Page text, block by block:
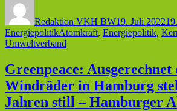
Redaktion VKH BW19. Juli 2022
EnergiepolitikSchlagwörter
Atomkraft, Energiepolitik,
Umweltverband
Greenpeace: Ausgerechnet
Windräder in Hamburg
Jahren still – Hamburger